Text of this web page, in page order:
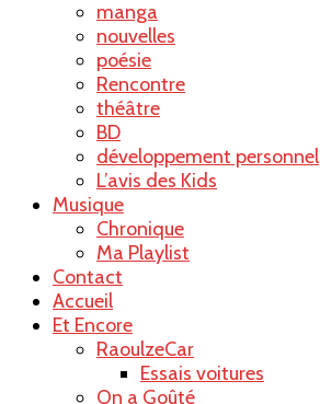
manga
nouvelles
poésie
Rencontre
théâtre
BD
développement personnel
L’avis des Kids
Musique
Chronique
Ma Playlist
Contact
Accueil
Et Encore
RaoulzeCar
Essais voitures
On a Goûté